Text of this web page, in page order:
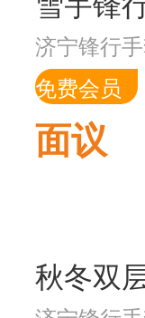
济宁锋行
免费会员
面议